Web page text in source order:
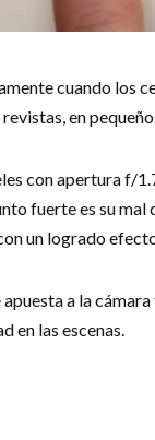
cuando los
en
con apertura f/
fuerte es su
un logrado
a la
en las escenas.